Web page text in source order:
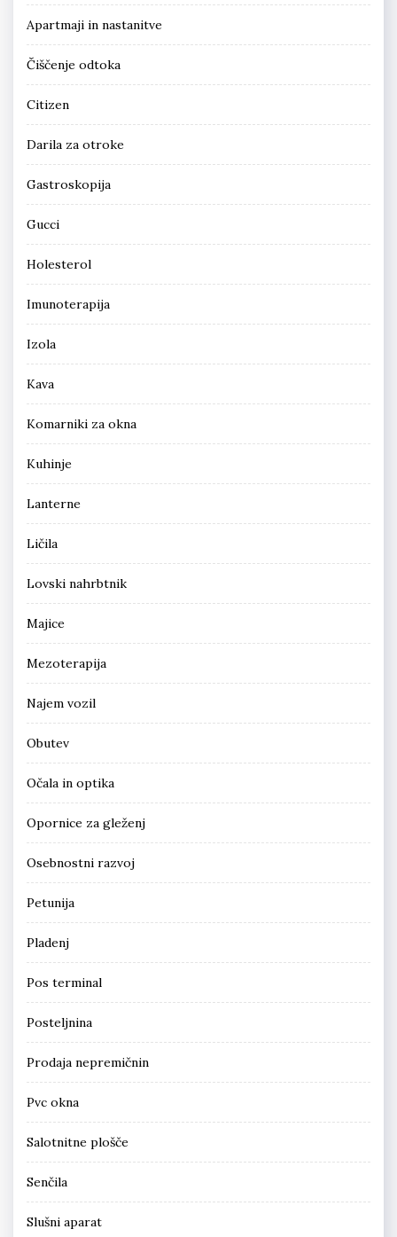
Apartmaji in nastanitve
Čiščenje odtoka
Citizen
Darila za otroke
Gastroskopija
Gucci
Holesterol
Imunoterapija
Izola
Kava
Komarniki za okna
Kuhinje
Lanterne
Ličila
Lovski nahrbtnik
Majice
Mezoterapija
Najem vozil
Obutev
Očala in optika
Opornice za gleženj
Osebnostni razvoj
Petunija
Pladenj
Pos terminal
Posteljnina
Prodaja nepremičnin
Pvc okna
Salotnitne plošče
Senčila
Slušni aparat